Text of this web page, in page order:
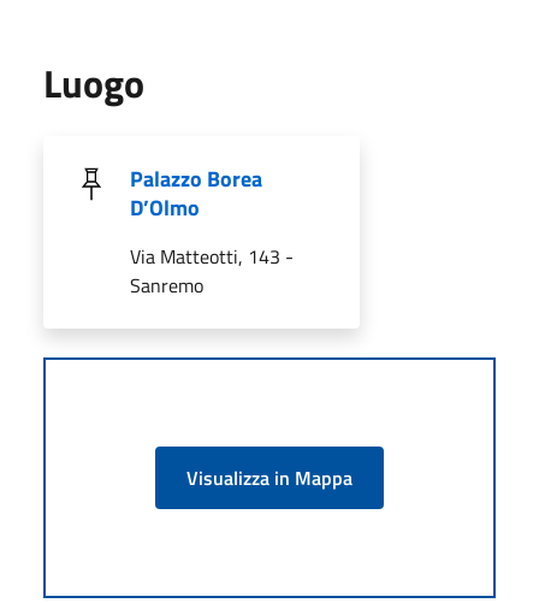
Luogo
Palazzo Borea
D’Olmo
Via Matteotti, 143 -
Sanremo
Visualizza in Mappa